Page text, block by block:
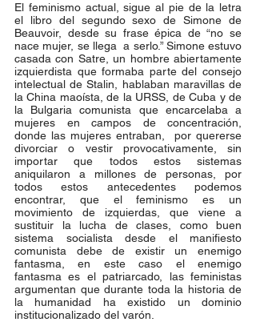
El feminismo actual, sigue al pie de la letra
el libro del segundo sexo de Simone de
Beauvoir, desde su frase épica de “no se
nace mujer, se llega  a serlo.” Simone estuvo
casada con Satre, un hombre abiertamente
izquierdista que formaba parte del consejo
intelectual de Stalin, hablaban maravillas de
la China maoísta, de la URSS, de Cuba y de
la Bulgaria comunista que encarcelaba a
mujeres en campos de concentración,
donde las mujeres entraban,  por quererse
divorciar o vestir provocativamente, sin
importar que todos estos sistemas
aniquilaron a millones de personas, por
todos estos antecedentes podemos
encontrar, que el feminismo es un
movimiento de izquierdas, que viene a
sustituir la lucha de clases, como buen
sistema socialista desde el manifiesto
comunista debe de existir un enemigo
fantasma, en este caso el enemigo
fantasma es el patriarcado, las feministas
argumentan que durante toda la historia de
la humanidad ha existido un dominio
institucionalizado del varón.